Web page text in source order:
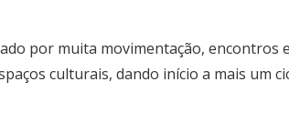
por muita movimentação, encontros
culturais, dando início a mais um